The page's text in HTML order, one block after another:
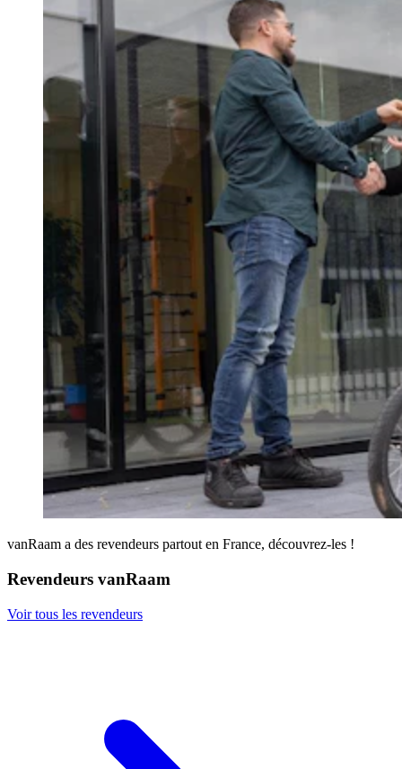
vanRaam a des revendeurs partout en France, découvrez-les !
Revendeurs vanRaam
Voir tous les revendeurs